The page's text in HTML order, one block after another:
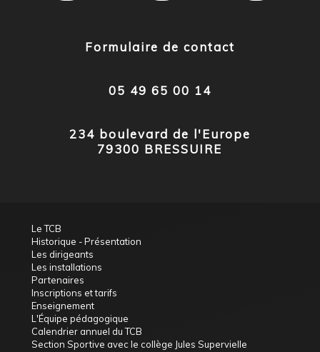
Formulaire de contact
05 49 65 00 14
234 boulevard de l'Europe
79300 BRESSUIRE
Le TCB
Historique - Présentation
Les dirigeants
Les installations
Partenaires
Inscriptions et tarifs
Enseignement
L'Équipe pédagogique
Calendrier annuel du TCB
Section Sportive avec le collège Jules Supervielle